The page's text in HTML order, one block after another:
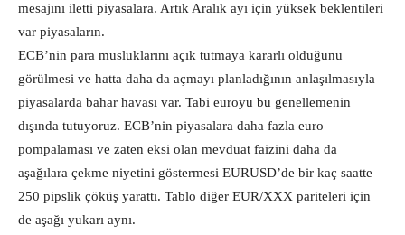
mesajını iletti piyasalara. Artık Aralık ayı için yüksek beklentileri
var piyasaların.
ECB’nin para musluklarını açık tutmaya kararlı olduğunu
görülmesi ve hatta daha da açmayı planladığının anlaşılmasıyla
piyasalarda bahar havası var. Tabi euroyu bu genellemenin
dışında tutuyoruz. ECB’nin piyasalara daha fazla euro
pompalaması ve zaten eksi olan mevduat faizini daha da
aşağılara çekme niyetini göstermesi EURUSD’de bir kaç saatte
250 pipslik çöküş yarattı. Tablo diğer EUR/XXX pariteleri için
de aşağı yukarı aynı.